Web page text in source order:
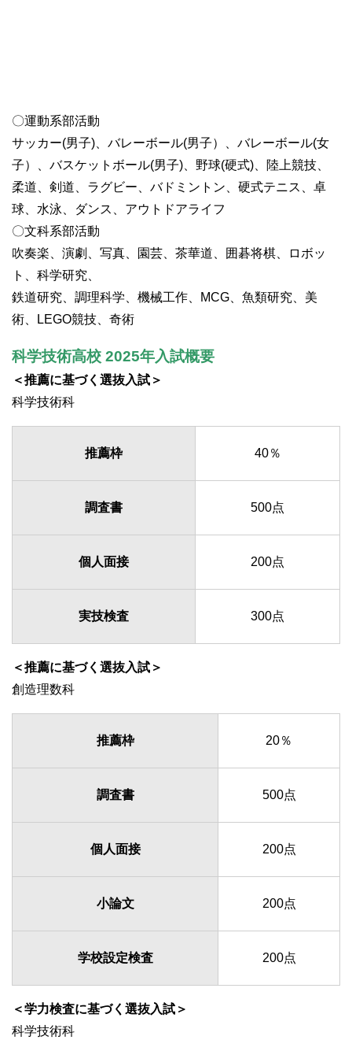
〇運動系部活動
サッカー(男子)、バレーボール(男子）、バレーボール(女
子）、バスケットボール(男子)、野球(硬式)、陸上競技、
柔道、剣道、ラグビー、バドミントン、硬式テニス、卓
球、水泳、ダンス、アウトドアライフ
〇文科系部活動
吹奏楽、演劇、写真、園芸、茶華道、囲碁将棋、ロボッ
ト、科学研究、
鉄道研究、調理科学、機械工作、MCG、魚類研究、美
術、LEGO競技、奇術
科学技術高校 2025年入試概要
＜推薦に基づく選抜入試＞
科学技術科
推薦枠 40％
調査書 500点
個人面接 200点
実技検査 300点
＜推薦に基づく選抜入試＞
創造理数科
推薦枠 20％
調査書 500点
個人面接 200点
小論文 200点
学校設定検査 200点
＜学力検査に基づく選抜入試＞
科学技術科